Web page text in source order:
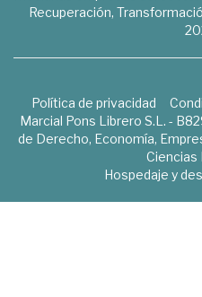
Recuperación,
Política de privacidad
Marcial Pons Librero S.L. -
de Derecho, Economía,
Ciencias
Hospedaje y